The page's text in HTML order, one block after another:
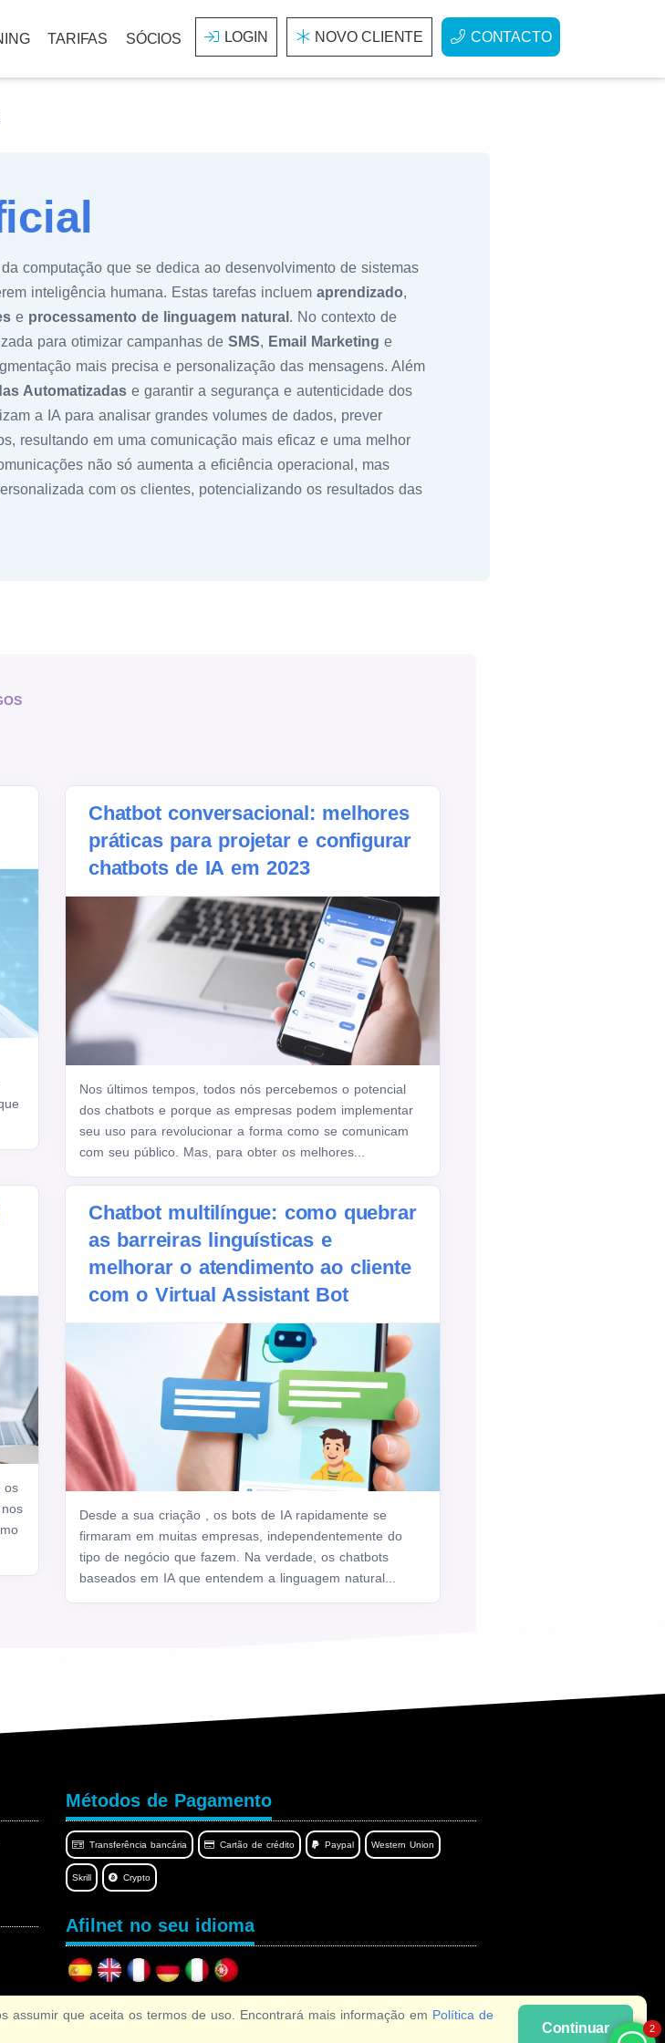
TARIFAS SÓCIOS LOGIN NOVO CLIENTE CONTACTO
computação que se dedica ao desenvolvimento de sistemas
inteligência humana. Estas tarefas incluem aprendizado,
e processamento de linguagem natural . No contexto de
para otimizar campanhas de SMS, Email Marketing e
mais precisa e personalização das mensagens. Além
Automatizadas e garantir a segurança e autenticidade dos
a IA para analisar grandes volumes de dados, prever
resultando em uma comunicação mais eficaz e uma melhor
não só aumenta a eficiência operacional, mas
com os clientes, potencializando os resultados das
Chatbot conversacional: melhores
práticas para projetar e configurar
chatbots de IA em 2023
Nos últimos tempos, todos nós percebemos o potencial
dos chatbots e porque as empresas podem implementar
seu uso para revolucionar a forma como se comunicam
com seu público. Mas, para obter os melhores...
os
Chatbot multilíngue: como quebrar
as barreiras linguísticas e
melhorar o atendimento ao cliente
com o Virtual Assistant Bot
Desde a sua criação , os bots de IA rapidamente se
firmaram em muitas empresas, independentemente do
tipo de negócio que fazem. Na verdade, os chatbots
baseados em IA que entendem a linguagem natural...
Continuar
assumir que aceita os termos de uso. Encontrará mais informação em Política de
Métodos de Pagamento
Transferência bancária Cartão de crédito Paypal Western Union
Skrill Crypto
Afilnet no seu idioma
· Todos os direitos reservados 2
Write a message...